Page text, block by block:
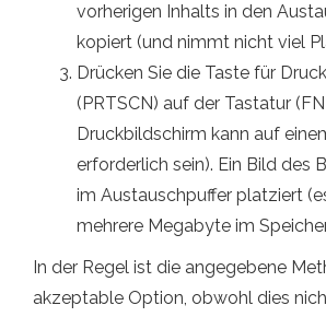
vorherigen Inhalts in den
kopiert (und nimmt nicht viel
Drücken Sie die Taste für
(PRTSCN) auf der Tastatur (FN
Druckbildschirm kann auf
erforderlich sein). Ein Bild des
im Austauschpuffer platziert
mehrere Megabyte im
In der Regel ist die angegebene
akzeptable Option, obwohl dies